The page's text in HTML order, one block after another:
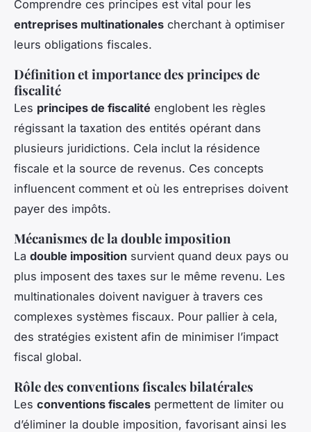
Comprendre ces principes est vital pour les
entreprises multinationales cherchant à optimiser
leurs obligations fiscales.
Définition et importance des principes de
fiscalité
Les principes de fiscalité englobent les règles
régissant la taxation des entités opérant dans
plusieurs juridictions. Cela inclut la résidence
fiscale et la source de revenus. Ces concepts
influencent comment et où les entreprises doivent
payer des impôts.
Mécanismes de la double imposition
La double imposition survient quand deux pays ou
plus imposent des taxes sur le même revenu. Les
multinationales doivent naviguer à travers ces
complexes systèmes fiscaux. Pour pallier à cela,
des stratégies existent afin de minimiser l’impact
fiscal global.
Rôle des conventions fiscales bilatérales
Les conventions fiscales permettent de limiter ou
d’éliminer la double imposition, favorisant ainsi les